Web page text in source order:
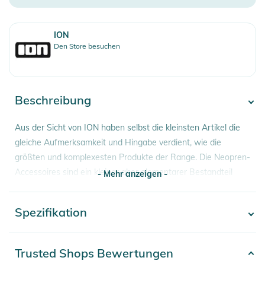
ION
Den Store besuchen
Beschreibung
Aus der Sicht von ION haben selbst die kleinsten Artikel die
gleiche Aufmerksamkeit und Hingabe verdient, wie die
größten und komplexesten Produkte der Range. Die Neopren-
Accessoires sind ein kleiner aber elementarer Bestandteil
sein. Verlängere deine nächste Session mit den Neopren-
Accessoires, sie werden dich schützen und warm halten.
Eigenschaften:
- Mehr anzeigen -
Spezifikation
Trusted Shops Bewertungen